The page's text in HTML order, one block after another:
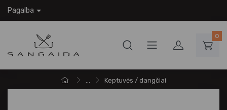
Pagalba
0
... Keptuvės / dangčiai